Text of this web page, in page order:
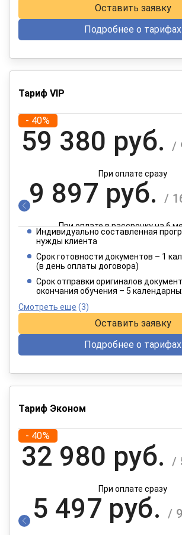
Оставить заявку
Подробнее о тарифах
Тариф VIP
- 40%
59 380 руб. /
При оплате сразу
9 897 руб. /
При оплате в рассрочку на 6
4 949 руб. /
При оплате в рассрочку на 12
Индивидуально составленная
нужды клиента
Срок готовности документов – 1
(в день оплаты договора)
Срок отправки оригиналов
окончания обучения – 5
Смотреть еще (3)
Оставить заявку
Подробнее о тарифах
Тариф Эконом
- 40%
32 980 руб. /
При оплате сразу
5 497 руб. /